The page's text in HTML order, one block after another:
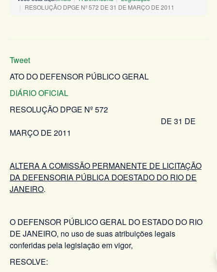
RESOLUÇÃO DPGE Nº 572 DE 31 DE MARÇO DE 2011
Tweet
ATO DO DEFENSOR PÚBLICO GERAL
DIÁRIO OFICIAL
RESOLUÇÃO DPGE Nº 572
DE 31 DE
MARÇO DE 2011
ALTERA A COMISSÃO PERMANENTE DE LICITAÇÃO
DA DEFENSORIA PÚBLICA DOESTADO DO RIO DE
JANEIRO.
O DEFENSOR PÚBLICO GERAL DO ESTADO DO RIO
DE JANEIRO, no uso de suas atribuições legais
conferidas pela legislação em vigor,
RESOLVE: